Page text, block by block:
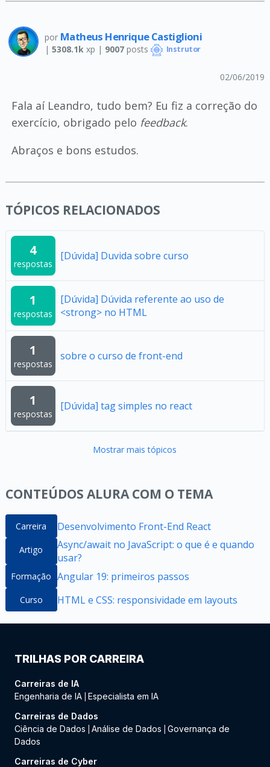
por Matheus Henrique Castiglioni
| 5308.1k xp | 9007posts Instrutor
02/06/2019
Fala aí Leandro, tudo bem? Eu fiz a correção do
exercício, obrigado pelo feedback.
Abraços e bons estudos.
TÓPICOS RELACIONADOS
4
respostas
[Dúvida] Duvida sobre curso
1
respostas
[Dúvida] Dúvida referente ao uso de
<strong> no HTML
1
respostas
sobre o curso de front-end
1
respostas
[Dúvida] tag simples no react
Mostrar mais tópicos
CONTEÚDOS ALURA COM O TEMA
Carreira Desenvolvimento Front-End React
Artigo
Async/await no JavaScript: o que é e quando
usar?
Formação Angular 19: primeiros passos
Curso HTML e CSS: responsividade em layouts
TRILHAS POR CARREIRA
Carreiras de IA
Engenharia de IA Especialista em IA
Carreiras de Dados
Ciência de Dados
Análise de Dados
Governança de
Dados
Carreiras de Cyber